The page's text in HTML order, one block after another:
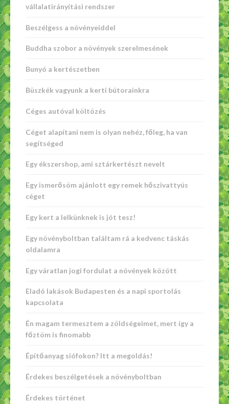
vállalatirányítási rendszer
Beszélgess a növényeiddel
Buddha szobor a növények szerelmesének
Bunyó a kertészetben
Büszkék vagyunk a kerti bútorainkra
Céges autóval költözés
Céget alapítani nem is olyan nehéz, főleg, ha van
segítséged
Egy ékszershop, ami sztárkertészt nevelt
Egy ismerősöm ajánlott egy remek hőszivattyús
céget
Egy kert a lelkünknek is jót tesz!
Egy növényboltban találtam rá a kedvenc táskás
oldalamra
Egy váratlan jogi fordulat a növények között
Eladó lakások Budapesten és a napi sportolás
kapcsolata
Én magam termesztem a zöldségeimet, mert így a
főztöm is finomabb
Építőanyag siófokon? Itt a megoldás!
Érdekes beszélgetések a növényboltban
Érdekes történet